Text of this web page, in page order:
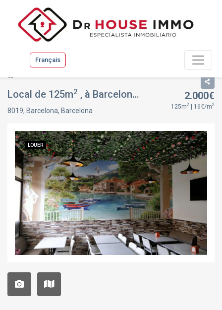
Français
Local de 125m2 , à Barcelona, Sant Martí, Barcelona
8019, Barcelona, Barcelona
2.000€
125m2 | 16€/m2
LOUER